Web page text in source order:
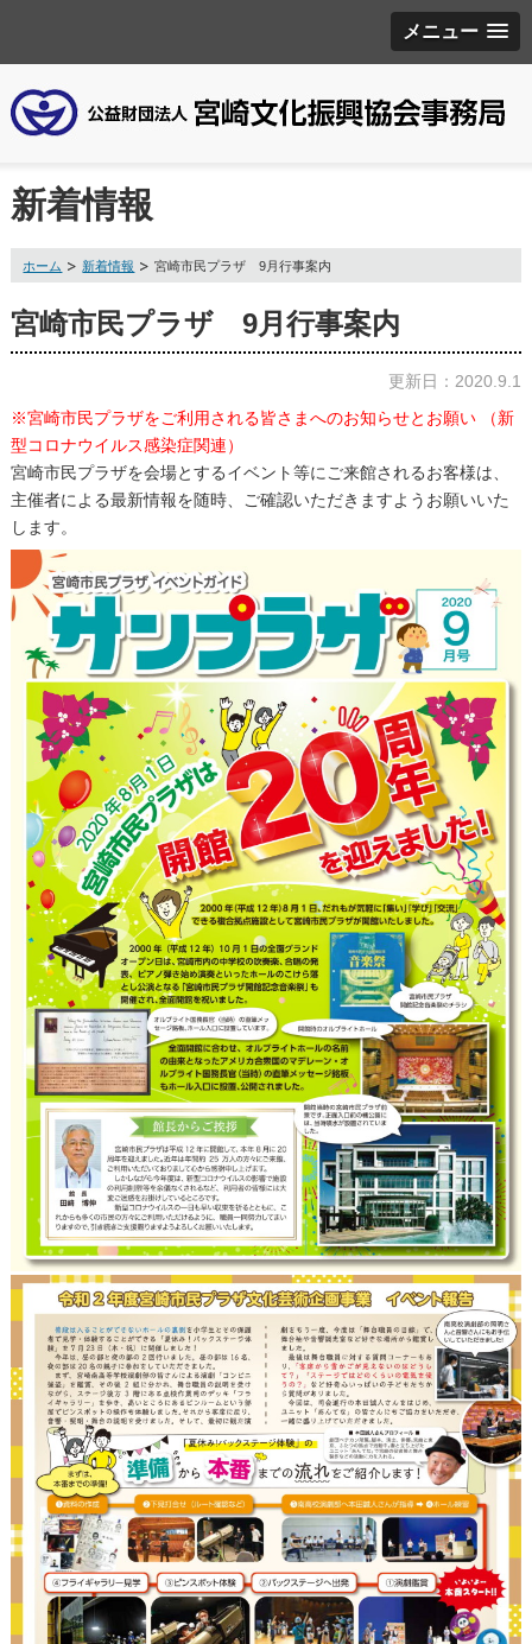
メニュー
新着情報
ホーム 新着情報 宮崎市民プラザ 9月行事案内
宮崎市民プラザ 9月行事案内
更新日：2020.9.1
※宮崎市民プラザをご利用される皆さまへのお知らせとお願い （新
型コロナウイルス感染症関連）
宮崎市民プラザを会場とするイベント等にご来館されるお客様は、
主催者による最新情報を随時、ご確認いただきますようお願いいた
します。